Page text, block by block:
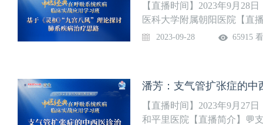
【直播时间】2023年9月28
医科大学附属朝阳医院【直
维模型💬探讨肺系疾病诊治
2023-09-28 65915
潘芳：支气管扩张症的中
【直播时间】2023年9月27
和平里医院【直播简介】💬